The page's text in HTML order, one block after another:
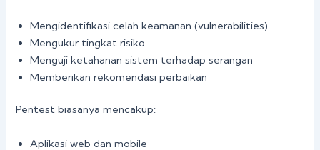
Mengidentifikasi celah keamanan (vulnerabilities)
Mengukur tingkat risiko
Menguji ketahanan sistem terhadap serangan
Memberikan rekomendasi perbaikan
Pentest biasanya mencakup:
Aplikasi web dan mobile